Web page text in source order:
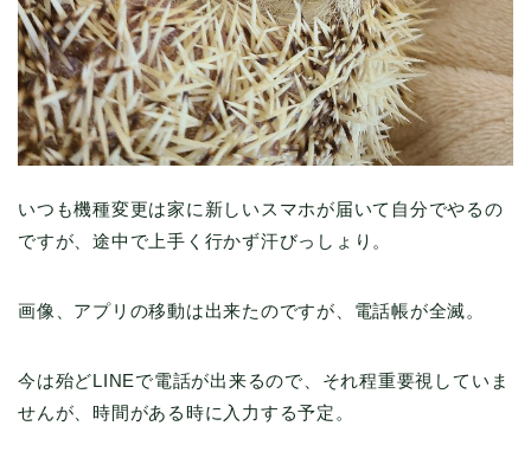
いつも機種変更は家に新しいスマホが届いて自分でやるの
ですが、途中で上手く行かず汗びっしょり。
画像、アプリの移動は出来たのですが、電話帳が全滅。
今は殆どLINEで電話が出来るので、それ程重要視していま
せんが、時間がある時に入力する予定。